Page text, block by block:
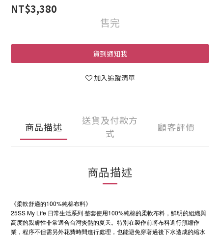
NT$3,380
售完
貨到通知我
加入追蹤清單
商品描述
送貨及付款方
式
顧客評價
商品描述
《柔軟舒適的100%純棉布料》
25SS My Life 日常生活系列 整套使用100%純棉的柔軟布料，鮮明的組織與
高度的親膚性非常適合台灣炎熱的夏天。特別在製作前將布料進行預縮作
業，程序不但需另外花費時間進行處理，也能避免穿著過後下水造成的縮水